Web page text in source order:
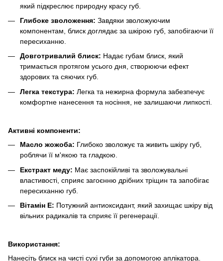
який підкреслює природну красу губ.
Глибоке зволоження: Завдяки зволожуючим
компонентам, блиск доглядає за шкірою губ, запобігаючи її
пересиханню.
Довготривалий блиск: Надає губам блиск, який
тримається протягом усього дня, створюючи ефект
здорових та сяючих губ.
Легка текстура: Легка та нежирна формула забезпечує
комфортне нанесення та носіння, не залишаючи липкості.
Активні компоненти:
Масло жожоба: Глибоко зволожує та живить шкіру губ,
роблячи її м'якою та гладкою.
Екстракт меду: Має заспокійливі та зволожувальні
властивості, сприяє загоєнню дрібних тріщин та запобігає
пересиханню губ.
Вітамін Е: Потужний антиоксидант, який захищає шкіру від
вільних радикалів та сприяє її регенерації.
Використання:
Нанесіть блиск на чисті сухі губи за допомогою аплікатора.